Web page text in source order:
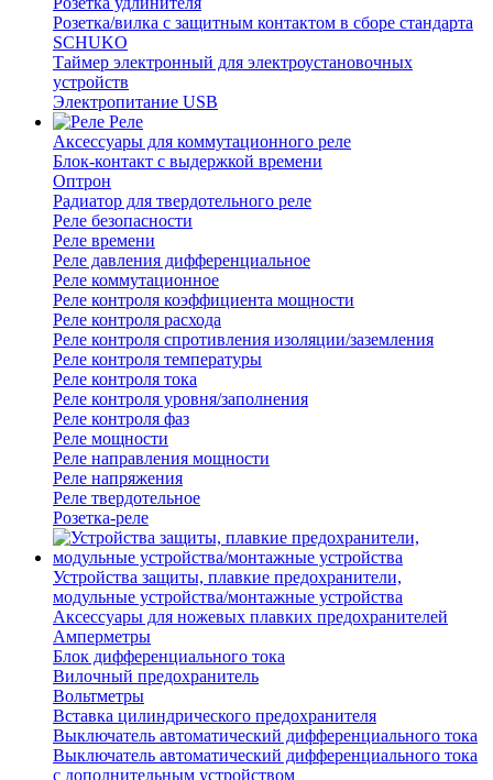
Розетка/вилка с защитным контактом в сборе стандарта
SCHUKO
Таймер электронный для электроустановочных
устройств
Электропитание USB
Реле
Аксессуары для коммутационного реле
Блок-контакт с выдержкой времени
Оптрон
Радиатор для твердотельного реле
Реле безопасности
Реле времени
Реле давления дифференциальное
Реле коммутационное
Реле контроля коэффициента мощности
Реле контроля расхода
Реле контроля спротивления изоляции/заземления
Реле контроля температуры
Реле контроля тока
Реле контроля уровня/заполнения
Реле контроля фаз
Реле мощности
Реле направления мощности
Реле напряжения
Реле твердотельное
Розетка-реле
Устройства защиты, плавкие предохранители,
модульные устройства/монтажные устройства
Аксессуары для ножевых плавких предохранителей
Амперметры
Блок дифференциального тока
Вилочный предохранитель
Вольтметры
Вставка цилиндрического предохранителя
Выключатель автоматический дифференциального тока
Выключатель автоматический дифференциального тока
с дополнительным устройством